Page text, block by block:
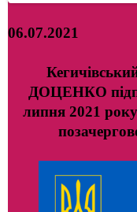
06.07.2021
ДОЦЕНКО
липня 2021